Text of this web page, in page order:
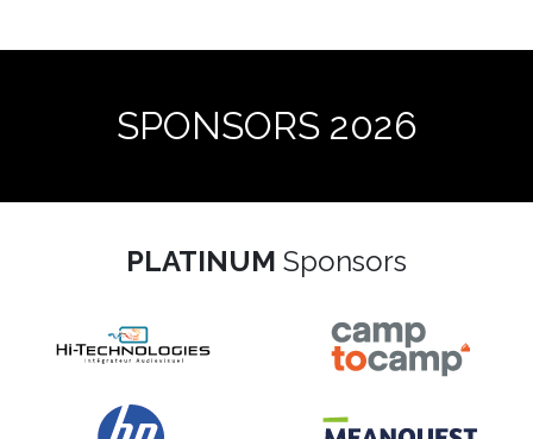
SPONSORS 2026
PLATINUM Sponsors